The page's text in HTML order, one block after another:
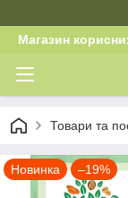
Магазин
Товари та
Новинка –19%